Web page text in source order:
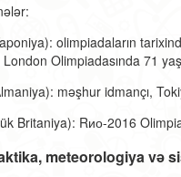
olimpiadaların
Olimpiadasında 71
məşhur idmançı,
Britaniya): Rио-2016
meteorologiya və